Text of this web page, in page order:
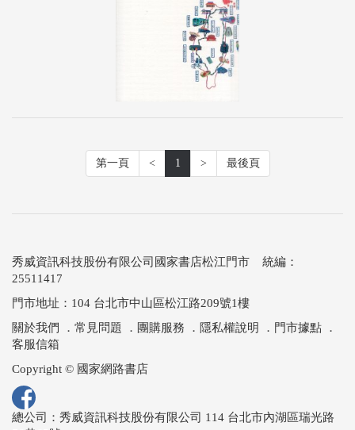
第一頁 < 1 > 最後頁
秀威資訊科技股份有限公司國家書店松江門市 統編：
25511417
門市地址：104 台北市中山區松江路209號1樓
關於我們
． 常見問題 ． 團購服務 ． 隱私權說明 ． 門市據點 ．
客服信箱
Copyright © 國家網路書店
總公司：秀威資訊科技股份有限公司 114 台北市內湖區瑞光路